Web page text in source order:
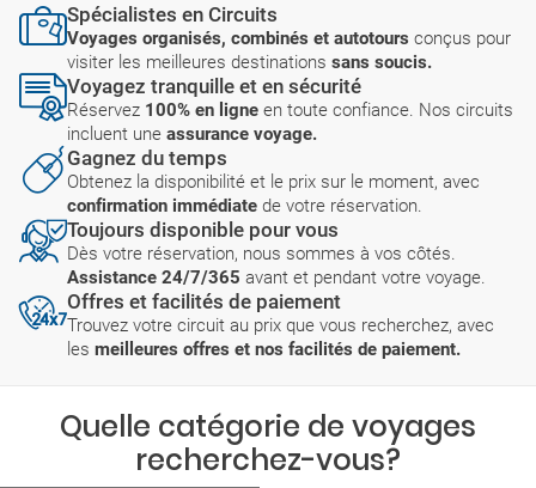
Spécialistes en Circuits
Voyages organisés, combinés et autotours conçus pour
visiter les meilleures destinations sans soucis.
Voyagez tranquille et en sécurité
Réservez 100% en ligne en toute confiance. Nos circuits
incluent une assurance voyage.
Gagnez du temps
Obtenez la disponibilité et le prix sur le moment, avec
confirmation immédiate de votre réservation.
Toujours disponible pour vous
Dès votre réservation, nous sommes à vos côtés.
Assistance 24/7/365 avant et pendant votre voyage.
Offres et facilités de paiement
Trouvez votre circuit au prix que vous recherchez, avec
les meilleures offres et nos facilités de paiement.
Quelle catégorie de voyages
recherchez-vous?